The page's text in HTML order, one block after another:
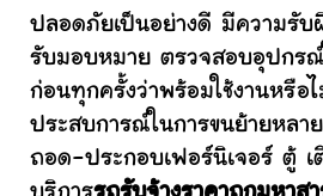
ปลอดภัยเป็นอย่างดี มีความรับ
รับมอบหมาย ตรวจสอบอุปกรณ์
ก่อนทุกครั้งว่าพร้อมใช้งานหรือ
ประสบการณ์ในการขนย้ายหลา
ถอด-ประกอบเฟอร์นิเจอร์ ตู้ เ